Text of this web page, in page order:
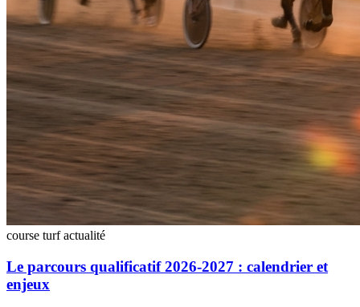
course turfactualité
Le parcours qualificatif 2026-2027 : calendrier et
enjeux